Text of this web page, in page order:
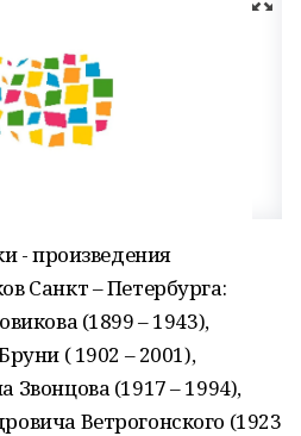
- произведения
Санкт – Петербурга:
(1899 – 1943),
( 1902 – 2001),
(1917 – 1994),
Ветрогонского (1923